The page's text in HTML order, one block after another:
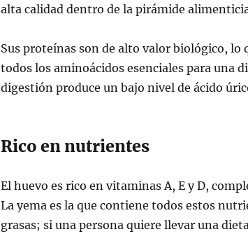
alta calidad dentro de la pirámide
Sus proteínas son de alto valor biológico, lo
todos los aminoácidos esenciales para una
digestión produce un bajo nivel de ácido
Rico en nutrientes
El huevo es rico en vitaminas A, E y D,
La yema es la que contiene todos estos
grasas; si una persona quiere llevar una